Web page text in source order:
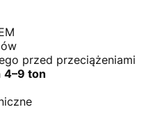
przed przeciążeniami
4–9 ton